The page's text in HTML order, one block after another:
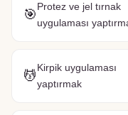
🎯
Protez ve jel tırnak
uygulaması
💆
Kirpik uygulaması
yaptırmak